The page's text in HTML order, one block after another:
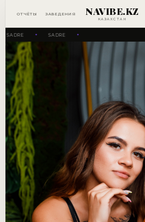
ОТЧЁТЫ ЗАВЕДЕНИЯ NAVIBE.KZ
КАЗАХСТАН
SADRE ✦ SADRE ✦